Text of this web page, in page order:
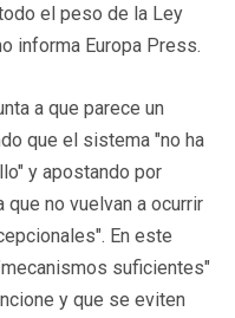
el peso de la Ley
informa Europa Press.
a que parece un
que el sistema "no ha
y apostando por
que no vuelvan a ocurrir
En este
suficientes"
y que se eviten